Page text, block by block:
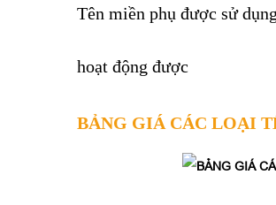
Tên miền phụ được sử
hoạt động được
BẢNG GIÁ CÁC LOẠI